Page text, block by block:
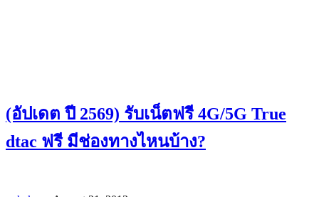
(อัปเดต ปี 2569) รับเน็ตฟรี 4G/5G True
dtac ฟรี มีช่องทางไหนบ้าง?